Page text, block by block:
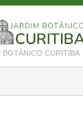
BOTÂNICO CURITIBA